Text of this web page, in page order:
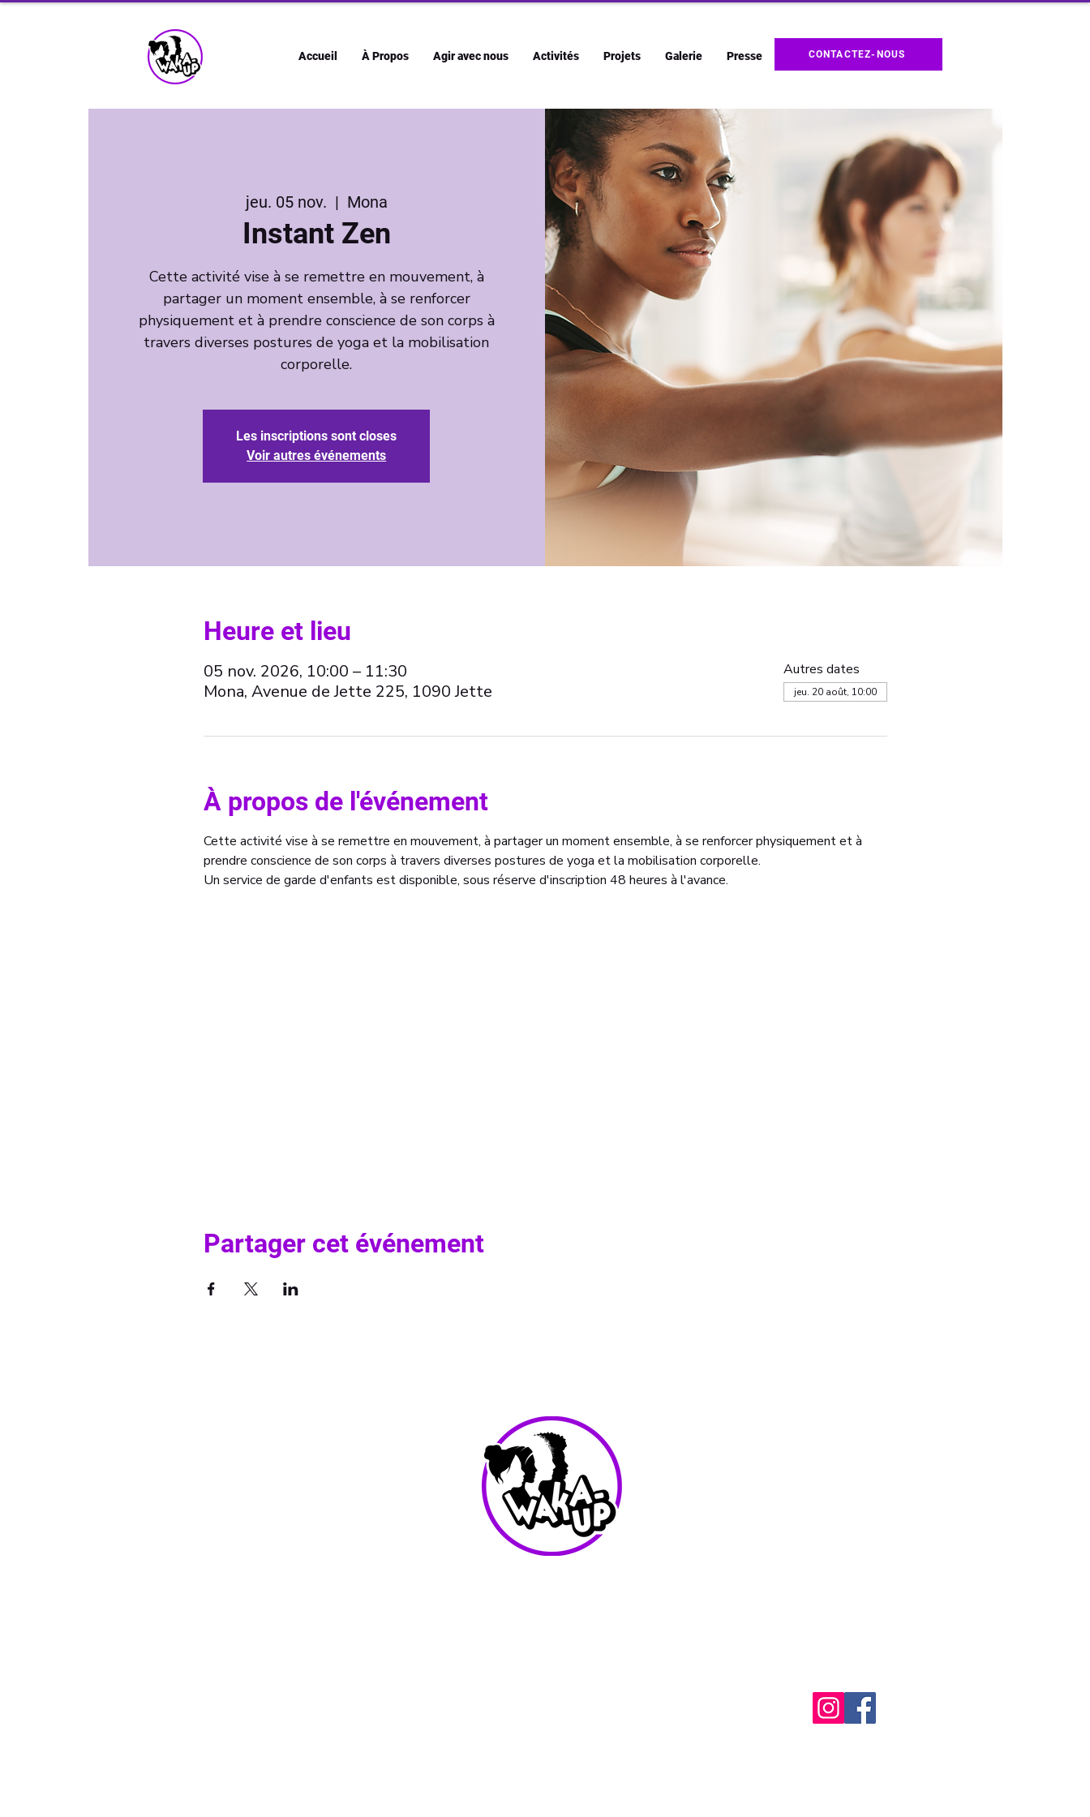
Accueil À Propos Agir avec nous Activités Projets Galerie Presse CONTACTEZ-NOUS
jeu. 05 nov.
  |
Mona
Instant Zen
Cette activité vise à se remettre en mouvement, à
partager un moment ensemble, à se renforcer
physiquement et à prendre conscience de son corps à
travers diverses postures de yoga et la mobilisation
corporelle.
Les inscriptions sont closes
Voir autres événements
Heure et lieu
05 nov. 2026, 10:00 – 11:30
Mona, Avenue de Jette 225, 1090 Jette
Autres dates
jeu. 20 août, 10:00
À propos de l'événement
Cette activité vise à se remettre en mouvement, à partager un moment ensemble, à se renforcer physiquement et à
prendre conscience de son corps à travers diverses postures de yoga et la mobilisation corporelle.
Un service de garde d'enfants est disponible, sous réserve d'inscription 48 heures à l'avance.
Partager cet événement